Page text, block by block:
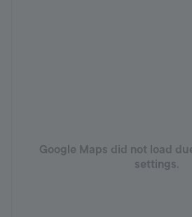
Google Maps did not load
settings.